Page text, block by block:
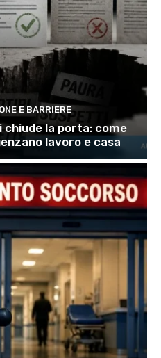
E BARRIERE
chiude la porta: come
lavoro e casa